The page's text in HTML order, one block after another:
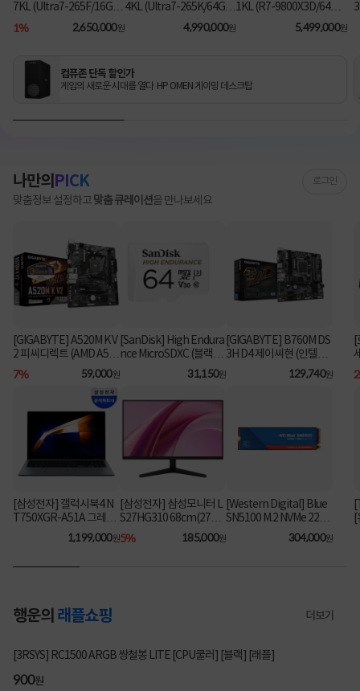
7KL (Ultra7-265F/16GB/
1TB/RX9060XT/FD) [기
1% 2,650,000원
4KL (Ultra7-265K/64GB/
2TB/RTX5070Ti/FD) 3
쿠폰★
4,990,000원
1KL (R7-9800X3D/64G
B/1TB/RTX5080/FD) [기
5,499,000원
컴퓨존 단독 할인가
게임의 새로운 시대를 열다 HP OMEN 게이밍 데스크탑
나만의 PICK 로그인
맞춤정보 설정하고맞춤 큐레이션을 만나보세요
[GIGABYTE] A520M K V
2 피씨디렉트 (AMD A52
0/M-ATX) ⚡플래티넘 특
7% 59,000원
[SanDisk] High Endura
nce MicroSDXC (블랙박
스&CCTV전용) 64GB
[어댑터포함] [SDSQQN
31,150원
[GIGABYTE] B760M DS
3H D4 제이씨현 (인텔B7
129,740원
[삼성전자] 갤럭시북4 N
T750XGR-A51A 그레이
(i5-1335U/16GB/256G
B/FD) [기본제품] [최대
1,199,000원
[삼성전자] 삼성모니터 L
S27HG310 68cm(27인
치) FHD IPS 144Hz 사무
용 ▶ LS27F322 후속 모
5% 185,000원
[Western Digital] Blue
SN5100 M.2 NVMe 2280
[1TB] ▶ SN5000 후속
304,000원
행운의 래플쇼핑 더보기
200원
2920명 참여
[3RSYS] RC1500 ARGB 쌍철봉 LITE [CPU쿨러] [블랙] [래플]
900원
200원
900원